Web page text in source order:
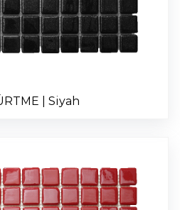
| Siyah